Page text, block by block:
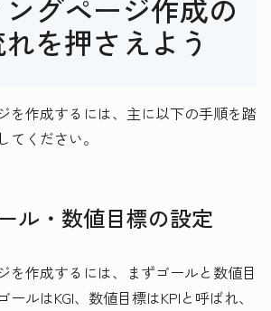
グページ作成の
を押さえよう
を作成するには、主に以下の手順を踏
てください。
ル・数値目標の設定
を作成するには、まずゴールと数値目
ルはKGI、数値目標はKPIと呼ばれ、